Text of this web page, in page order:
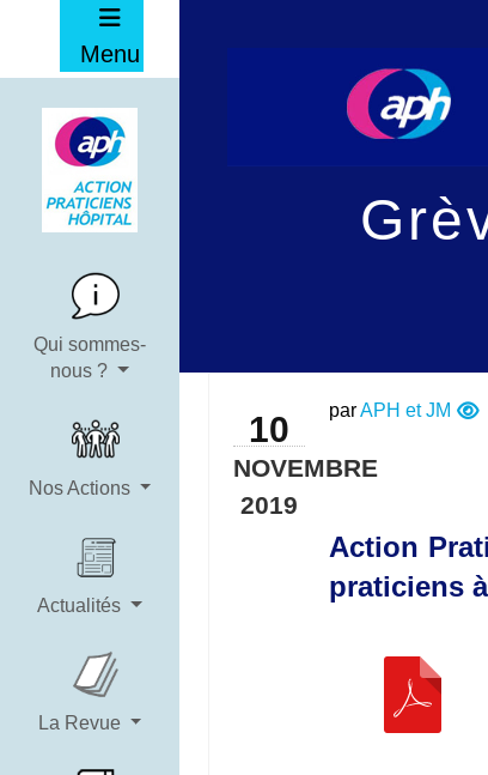
Menu
Qui sommes-
nous ?
Nos Actions
Actualités
La Revue
10
NOVEMBRE
2019
parAPH et JM
Action
praticiens